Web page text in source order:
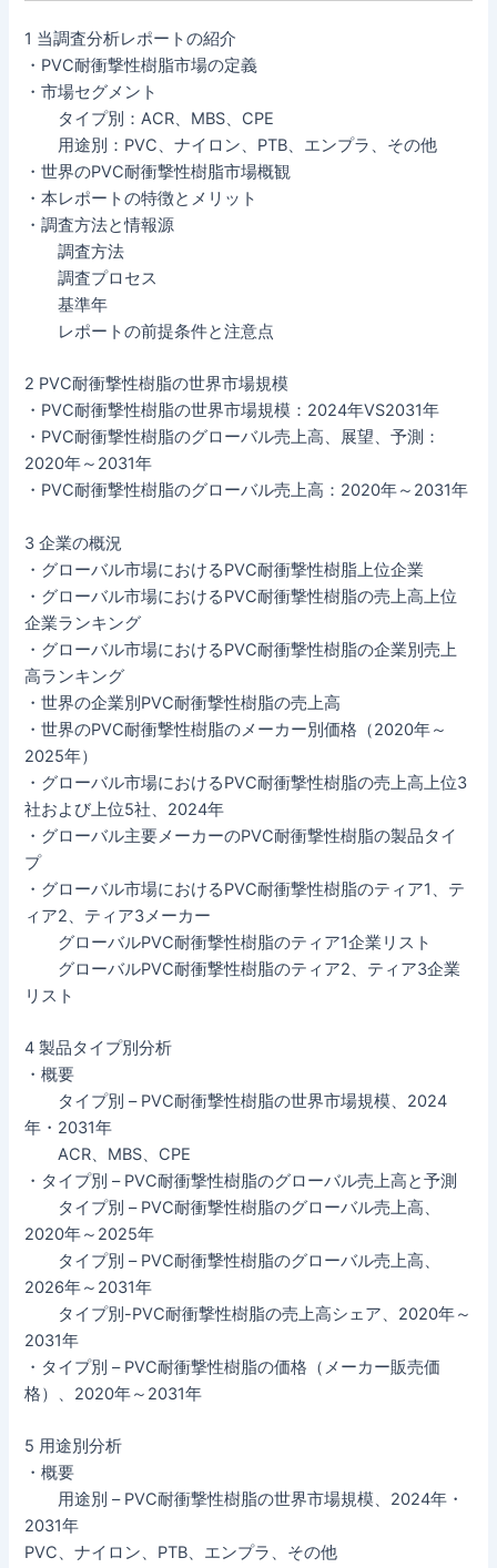
1 当調査分析レポートの紹介
・PVC耐衝撃性樹脂市場の定義
・市場セグメント
タイプ別：ACR、MBS、CPE
用途別：PVC、ナイロン、PTB、エンプラ、その他
・世界のPVC耐衝撃性樹脂市場概観
・本レポートの特徴とメリット
・調査方法と情報源
調査方法
調査プロセス
基準年
レポートの前提条件と注意点
2 PVC耐衝撃性樹脂の世界市場規模
・PVC耐衝撃性樹脂の世界市場規模：2024年VS2031年
・PVC耐衝撃性樹脂のグローバル売上高、展望、予測：
2020年～2031年
・PVC耐衝撃性樹脂のグローバル売上高：2020年～2031年
3 企業の概況
・グローバル市場におけるPVC耐衝撃性樹脂上位企業
・グローバル市場におけるPVC耐衝撃性樹脂の売上高上位
企業ランキング
・グローバル市場におけるPVC耐衝撃性樹脂の企業別売上
高ランキング
・世界の企業別PVC耐衝撃性樹脂の売上高
・世界のPVC耐衝撃性樹脂のメーカー別価格（2020年～
2025年）
・グローバル市場におけるPVC耐衝撃性樹脂の売上高上位3
社および上位5社、2024年
・グローバル主要メーカーのPVC耐衝撃性樹脂の製品タイ
プ
・グローバル市場におけるPVC耐衝撃性樹脂のティア1、テ
ィア2、ティア3メーカー
グローバルPVC耐衝撃性樹脂のティア1企業リスト
グローバルPVC耐衝撃性樹脂のティア2、ティア3企業
リスト
4 製品タイプ別分析
・概要
タイプ別 – PVC耐衝撃性樹脂の世界市場規模、2024
年・2031年
ACR、MBS、CPE
・タイプ別 – PVC耐衝撃性樹脂のグローバル売上高と予測
タイプ別 – PVC耐衝撃性樹脂のグローバル売上高、
2020年～2025年
タイプ別 – PVC耐衝撃性樹脂のグローバル売上高、
2026年～2031年
タイプ別-PVC耐衝撃性樹脂の売上高シェア、2020年～
2031年
・タイプ別 – PVC耐衝撃性樹脂の価格（メーカー販売価
格）、2020年～2031年
5 用途別分析
・概要
用途別 – PVC耐衝撃性樹脂の世界市場規模、2024年・
2031年
PVC、ナイロン、PTB、エンプラ、その他